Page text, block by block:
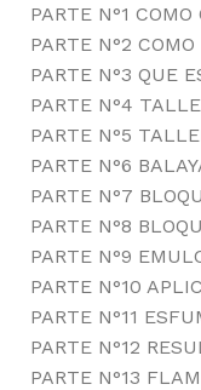
PARTE N°1
PARTE N°2
PARTE N°3 QUE
PARTE N°4
PARTE N°5
PARTE N°6
PARTE N°7
PARTE N°8
PARTE N°9
PARTE N°10
PARTE N°11
PARTE N°12
PARTE N°13